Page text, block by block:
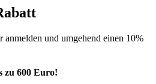
anmelden und umgehend einen 10%
zu 600 Euro!